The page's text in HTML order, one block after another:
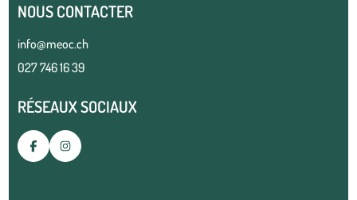
NOUS CONTACTER
info@meoc.ch
027 746 16 39
RÉSEAUX SOCIAUX